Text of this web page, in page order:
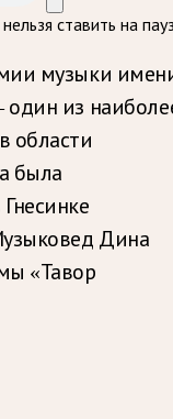
нельзя ставить на
музыки
из
области
была
Дина
«Тавор